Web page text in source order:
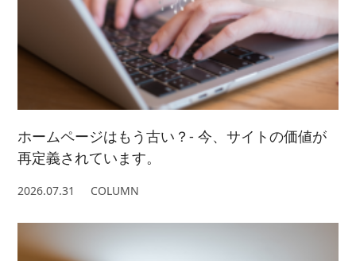
ホームページはもう古い？- 今、サイトの価値が
再定義されています。
2026.07.31 COLUMN